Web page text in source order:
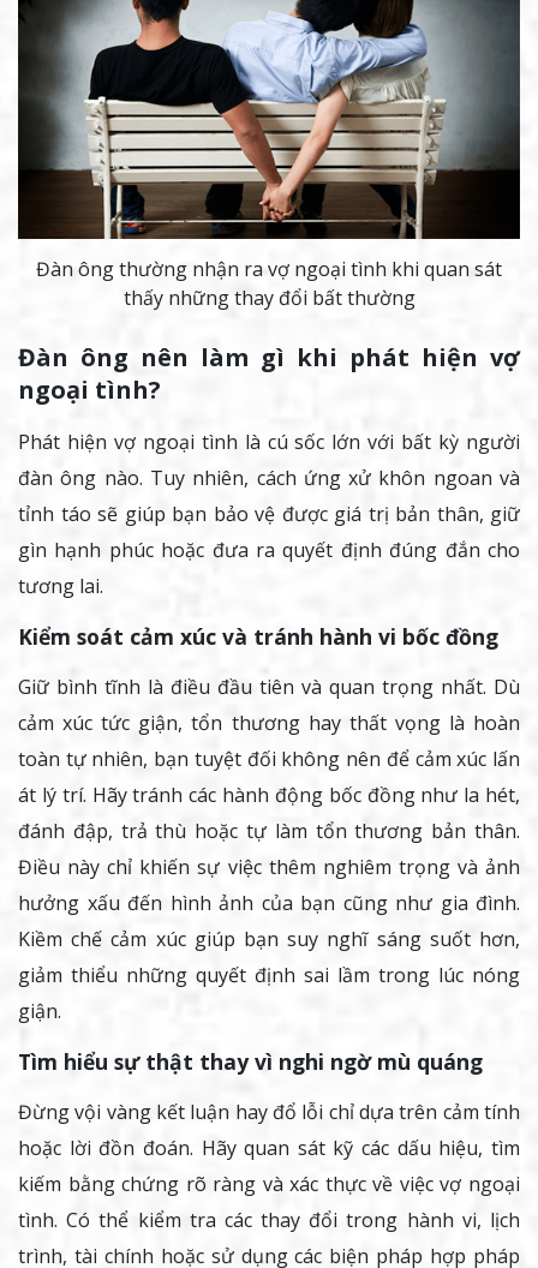
Đàn ông thường nhận ra vợ ngoại tình khi quan sát
thấy những thay đổi bất thường
Đàn ông nên làm gì khi phát hiện vợ
ngoại tình?
Phát hiện vợ ngoại tình là cú sốc lớn với bất kỳ người
đàn ông nào. Tuy nhiên, cách ứng xử khôn ngoan và
tỉnh táo sẽ giúp bạn bảo vệ được giá trị bản thân, giữ
gìn hạnh phúc hoặc đưa ra quyết định đúng đắn cho
tương lai.
Kiểm soát cảm xúc và tránh hành vi bốc đồng
Giữ bình tĩnh là điều đầu tiên và quan trọng nhất. Dù
cảm xúc tức giận, tổn thương hay thất vọng là hoàn
toàn tự nhiên, bạn tuyệt đối không nên để cảm xúc lấn
át lý trí. Hãy tránh các hành động bốc đồng như la hét,
đánh đập, trả thù hoặc tự làm tổn thương bản thân.
Điều này chỉ khiến sự việc thêm nghiêm trọng và ảnh
hưởng xấu đến hình ảnh của bạn cũng như gia đình.
Kiềm chế cảm xúc giúp bạn suy nghĩ sáng suốt hơn,
giảm thiểu những quyết định sai lầm trong lúc nóng
giận.
Tìm hiểu sự thật thay vì nghi ngờ mù quáng
Đừng vội vàng kết luận hay đổ lỗi chỉ dựa trên cảm tính
hoặc lời đồn đoán. Hãy quan sát kỹ các dấu hiệu, tìm
kiếm bằng chứng rõ ràng và xác thực về việc vợ ngoại
tình. Có thể kiểm tra các thay đổi trong hành vi, lịch
trình, tài chính hoặc sử dụng các biện pháp hợp pháp